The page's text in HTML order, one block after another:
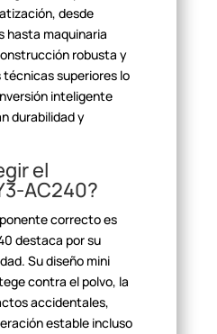
desde
hasta maquinaria
robusta y
técnicas superiores lo
inteligente
durabilidad y
el
AC240?
correcto es
destaca por su
Su diseño mini
contra el polvo, la
accidentales,
estable incluso